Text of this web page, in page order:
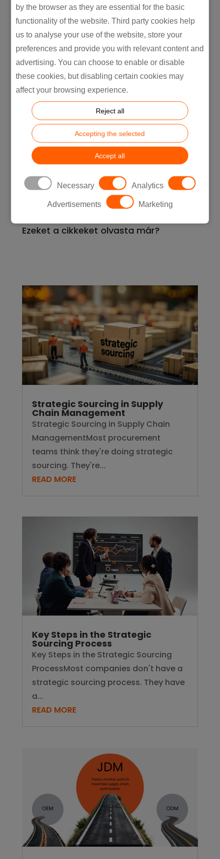
by the browser as they are essential for the basic
functionality of the website. Third party cookies help
us to analyse your use of the website, store your
preferences and provide you with relevant content and
advertising. You can choose to enable or disable
these cookies, but disabling certain cookies may
affect your browsing experience.
Reject all
Accepting the selected
Accept all
Necessary Analytics
Advertisements Marketing
kiválósággal párosul minden régióban,
biztosítva, hogy ügyfeleink olyan ellátási
láncot kapjanak, amely globális hatókörű, de
helyi szinten is hatékonyan működik.
Megközelítésünk ötvözi a legmodernebb
ellátásilánc-menedzsment technológiákat
széleskörű gyártási kapacitásainkkal, lehetővé
téve a határokon és iparágakon átívelő
zökkenőmentes működést.
Ezeket a cikkeket olvasta már?
Strategic Sourcing in Supply
Chain Management
Strategic Sourcing in Supply Chain
ManagementMost procurement
teams think they're doing strategic
sourcing. They're...
READ MORE
Key Steps in the Strategic
Sourcing Process
Key Steps in the Strategic Sourcing
ProcessMost companies don't have a
strategic sourcing process. They have
a...
READ MORE